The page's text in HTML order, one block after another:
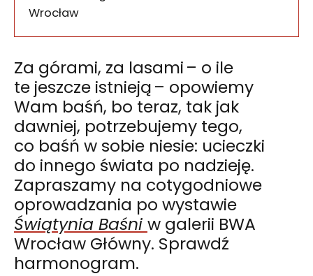
50-085
Wrocław
Za górami, za lasami – o ile
te jeszcze istnieją – opowiemy
Wam baśń, bo teraz, tak jak
dawniej, potrzebujemy tego,
co baśń w sobie niesie: ucieczki
do innego świata po nadzieję.
Zapraszamy na cotygodniowe
oprowadzania po wystawie
Świątynia Baśni w galerii BWA
Wrocław Główny. Sprawdź
harmonogram.